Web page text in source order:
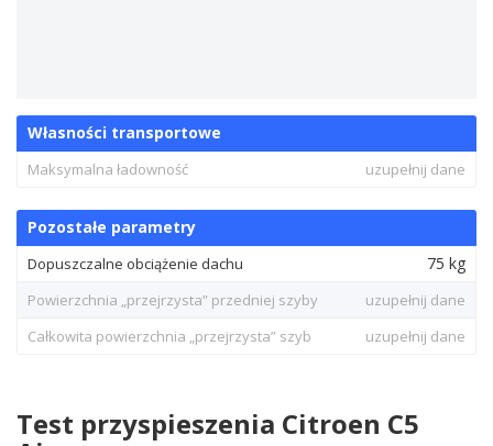
Własności transportowe
Maksymalna ładowność uzupełnij dane
Pozostałe parametry
Dopuszczalne obciążenie dachu 75 kg
Powierzchnia „przejrzysta” przedniej szyby
uzupełnij dane
Całkowita powierzchnia „przejrzysta” szyb
uzupełnij dane
Test przyspieszenia Citroen C5